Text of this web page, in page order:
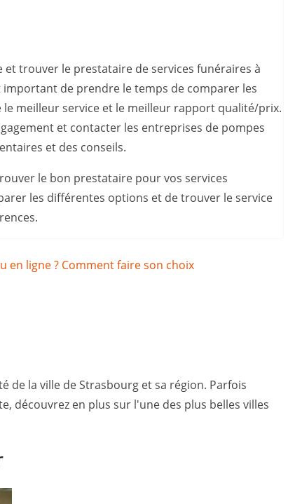
et trouver le prestataire de services funéraires à
de prendre le temps de comparer les
meilleur service et le meilleur rapport qualité/prix.
et contacter les entreprises de pompes
et des conseils.
le bon prestataire pour vos services
les différentes options et de trouver le service
en ligne ? Comment faire son choix
de la ville de Strasbourg et sa région. Parfois
découvrez en plus sur l'une des plus belles villes